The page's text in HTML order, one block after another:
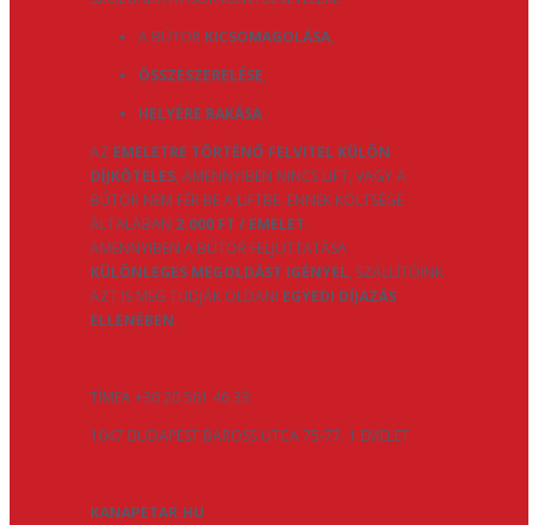
A BÚTOR KICSOMAGOLÁSA,
ÖSSZESZERELÉSE,
HELYÉRE RAKÁSA.
AZ EMELETRE TÖRTÉNŐ FELVITEL KÜLÖN
DÍJKÖTELES, AMENNYIBEN NINCS LIFT, VAGY A
BÚTOR NEM FÉR BE A LIFTBE. ENNEK KÖLTSÉGE
ÁLTALÁBAN 2.000 FT / EMELET.
AMENNYIBEN A BÚTOR FELJUTTATÁSA
KÜLÖNLEGES MEGOLDÁST IGÉNYEL, SZÁLLÍTÓINK
AZT IS MEG TUDJÁK OLDANI EGYEDI DÍJAZÁS
ELLENÉBEN.
TÍMEA +36 20 561 46 33
1047 BUDAPEST BAROSS UTCA 75-77. 1 EMELET
KANAPETAR.HU